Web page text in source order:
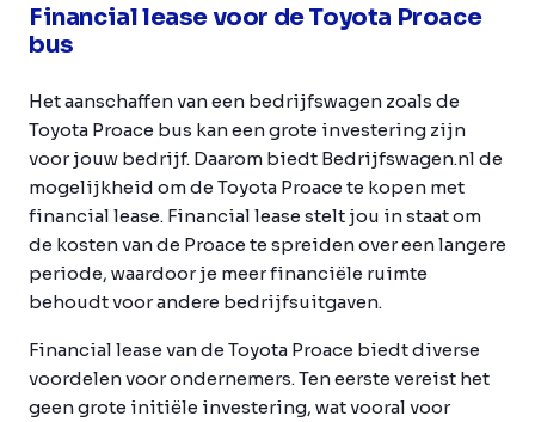
Financial lease voor de Toyota Proace
bus
Het aanschaffen van een bedrijfswagen zoals de
Toyota Proace bus kan een grote investering zijn
voor jouw bedrijf. Daarom biedt Bedrijfswagen.nl de
mogelijkheid om de Toyota Proace te kopen met
financial lease. Financial lease stelt jou in staat om
de kosten van de Proace te spreiden over een langere
periode, waardoor je meer financiële ruimte
behoudt voor andere bedrijfsuitgaven.
Financial lease van de Toyota Proace biedt diverse
voordelen voor ondernemers. Ten eerste vereist het
geen grote initiële investering, wat vooral voor